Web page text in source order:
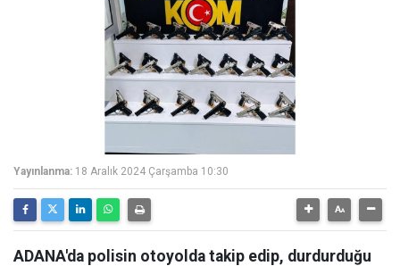
Yayınlanma: 18 Aralık 2024 Çarşamba 10:30
ADANA'da polisin otoyolda takip edip, durdurduğu